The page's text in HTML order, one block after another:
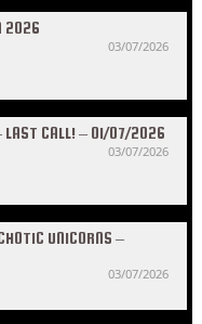
2026
03/07/2026
LAST CALL! – 01/07/2026
03/07/2026
UNICORNS –
03/07/2026